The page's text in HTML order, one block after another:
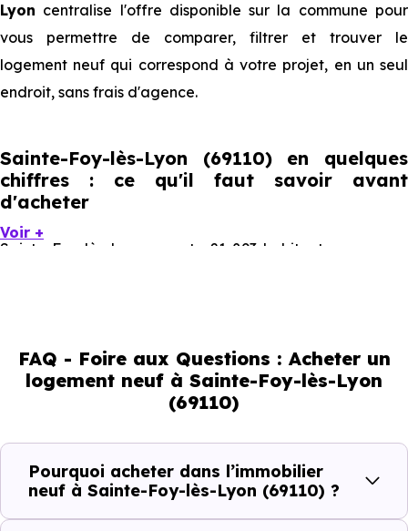
Lyon centralise l'offre disponible sur la commune pour
vous permettre de comparer, filtrer et trouver le
logement neuf qui correspond à votre projet, en un seul
endroit, sans frais d'agence.
Sainte-Foy-lès-Lyon (69110) en quelques
chiffres : ce qu'il faut savoir avant
d'acheter
Sainte-Foy-lès-Lyon compte 21 893 habitants, avec une
35.87 % d'adultes (dont 69.6 % d'actifs), 32.11 % de seniors,
14.95 % de jeunes et 17.07 % d'enfants. Un profil
démographique qui renseigne directement sur la
demande locative locale et les typologies de biens les
plus recherchées.
Côté cadre de vie, Sainte-Foy-lès-Lyon (69110) dispose
Voir +
FAQ - Foire aux Questions : Acheter un
logement neuf à Sainte-Foy-lès-Lyon
(69110)
Pourquoi acheter dans l’immobilier
neuf à Sainte-Foy-lès-Lyon (69110) ?